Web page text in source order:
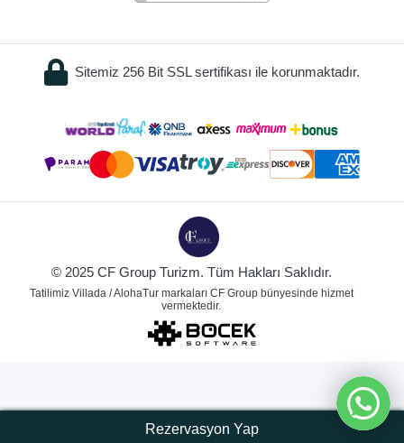
Sitemiz 256 Bit SSL sertifikası ile korunmaktadır.
© 2025 CF Group Turizm. Tüm Hakları Saklıdır.
Tatilimiz Villada / AlohaTur markaları CF Group bünyesinde hizmet
vermektedir.
Rezervasyon Yap